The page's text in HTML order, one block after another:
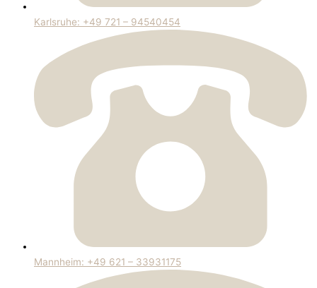
Karlsruhe: +49 721 – 94540454
Mannheim: +49 621 – 33931175